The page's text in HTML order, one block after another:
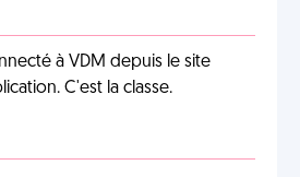
à VDM depuis le site
C'est la classe.